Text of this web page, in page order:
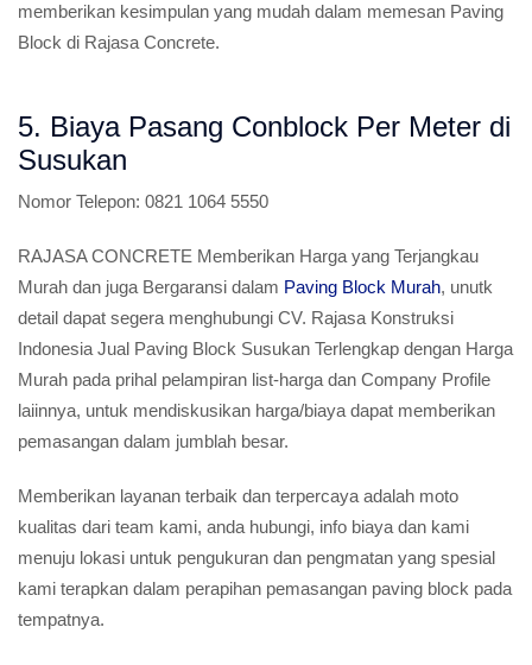
memberikan kesimpulan yang mudah dalam memesan Paving
Block di Rajasa Concrete.
5. Biaya Pasang Conblock Per Meter di
Susukan
Nomor Telepon: 0821 1064 5550
RAJASA CONCRETE Memberikan Harga yang Terjangkau
Murah dan juga Bergaransi dalam Paving Block Murah, unutk
detail dapat segera menghubungi CV. Rajasa Konstruksi
Indonesia Jual Paving Block Susukan Terlengkap dengan Harga
Murah pada prihal pelampiran list-harga dan Company Profile
laiinnya, untuk mendiskusikan harga/biaya dapat memberikan
pemasangan dalam jumblah besar.
Memberikan layanan terbaik dan terpercaya adalah moto
kualitas dari team kami, anda hubungi, info biaya dan kami
menuju lokasi untuk pengukuran dan pengmatan yang spesial
kami terapkan dalam perapihan pemasangan paving block pada
tempatnya.